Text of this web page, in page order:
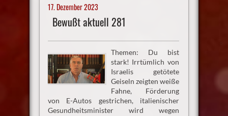
17. Dezember 2023
Bewußt aktuell 281
Themen: Du bist
stark! Irrtümlich von
Israelis getötete
Geiseln zeigten weiße
Fahne, Förderung
von E-Autos gestrichen, italienischer
Gesundheitsminister wird wegen